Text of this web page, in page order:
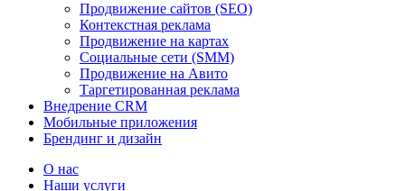
Продвижение сайтов (SEO)
Контекстная реклама
Продвижение на картах
Социальные сети (SMM)
Продвижение на Авито
Таргетированная реклама
Внедрение CRM
Мобильные приложения
Брендинг и дизайн
О нас
Наши услуги